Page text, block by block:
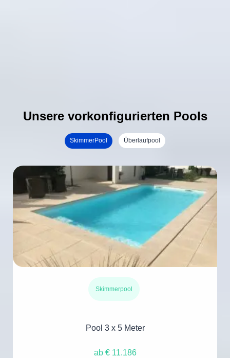
Unsere vorkonfigurierten Pools
SkimmerPool Überlaufpool
Skimmerpool
Pool 3 x 5 Meter
ab € 11.186